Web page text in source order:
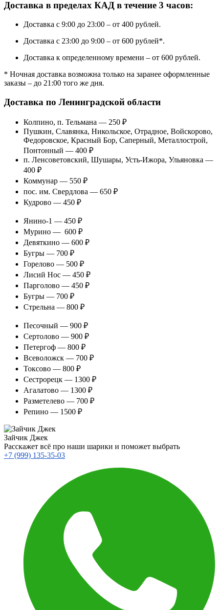
Доставка в пределах КАД в течение 3 часов:
Доставка с 9:00 до 23:00 – от 400 рублей.
Доставка с 23:00 до 9:00 – от 600 рублей*.
Доставка к определенному времени – от 600 рублей.
* Ночная доставка возможна только на заранее оформленные
заказы – до 21:00 того же дня.
Доставка по Ленинградской области
Колпино, п. Тельмана — 250 ₽
Пушкин, Славянка, Никольское, Отрадное, Войскорово,
Федоровское, Красный Бор, Саперный, Металлострой,
Понтонный — 400 ₽
п. Ленсоветовский, Шушары, Усть-Ижора, Ульяновка —
400 ₽
Коммунар — 550 ₽
пос. им. Свердлова — 650 ₽
Кудрово — 450 ₽
Янино-1 — 450 ₽
Мурино — 600 ₽
Девяткино — 600 ₽
Бугры — 700 ₽
Горелово — 500 ₽
Лисий Нос — 450 ₽
Парголово — 450 ₽
Бугры — 700 ₽
Стрельна — 800 ₽
Песочный — 900 ₽
Сертолово — 900 ₽
Петергоф — 800 ₽
Всеволожск — 700 ₽
Токсово — 800 ₽
Сестрорецк — 1300 ₽
Агалатово — 1300 ₽
Разметелево — 700 ₽
Репино — 1500 ₽
Зайчик Джек
Расскажет всё про наши шарики и поможет выбрать
+7 (999) 135-35-03